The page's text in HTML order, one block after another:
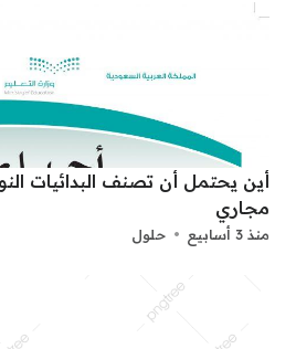
أين يحتمل أن تصنف البدائيات
مجاري
منذ 3 أسابيع حلول